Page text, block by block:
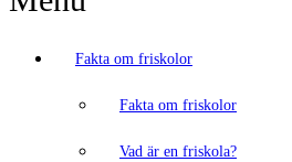
Fakta om friskolor
Fakta om friskolor
Vad är en friskola?